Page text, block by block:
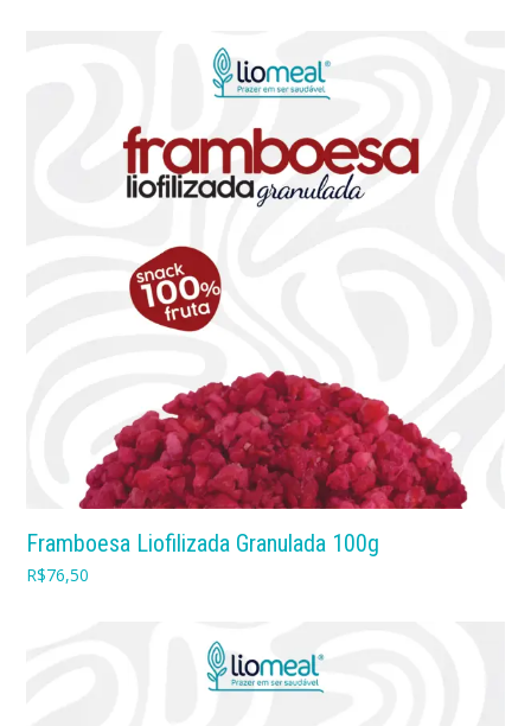
Framboesa Liofilizada Granulada 100g
R$76,50